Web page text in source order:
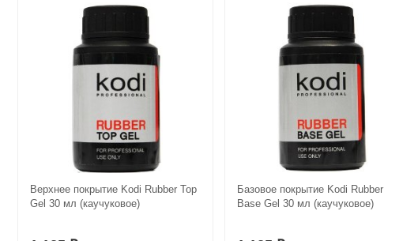
Верхнее покрытие Kodi Rubber Top
Gel 30 мл (каучуковое)
Базовое покрытие Kodi Rubber
Base Gel 30 мл (каучуковое)